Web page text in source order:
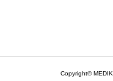
Copyright©